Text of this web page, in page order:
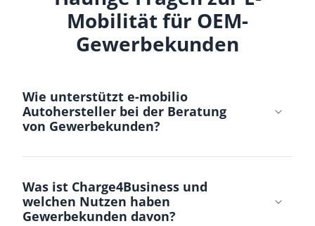
Mobilität für OEM-
Gewerbekunden
Wie unterstützt e-mobilio
Autohersteller bei der Beratung
von Gewerbekunden?
Was ist Charge4Business und
welchen Nutzen haben
Gewerbekunden davon?